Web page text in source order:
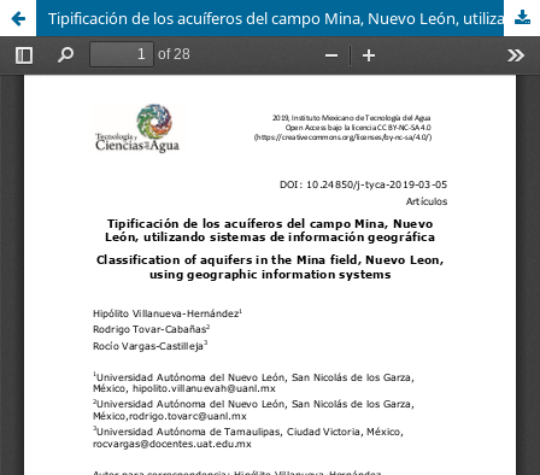
Tipificación de los acuíferos del campo Mina, Nuevo León, utilizando sistemas de información geográfica / Classification of aquifers in the Mina field, Nuevo Leon, using geographic information systems